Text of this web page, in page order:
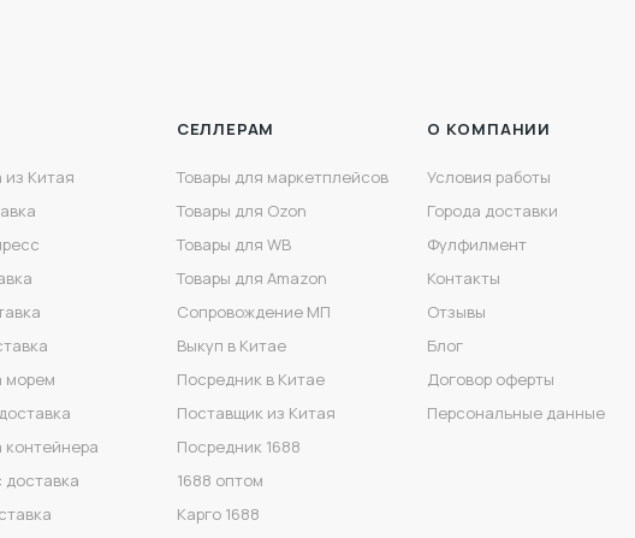
из Китая
морем
контейнера
доставка
СЕЛЛЕРАМ
Товары для маркетплейсов
Товары для Ozon
Товары для WB
Товары для Amazon
Сопровождение МП
Выкуп в Китае
Посредник в Китае
Поставщик из Китая
Посредник 1688
1688 оптом
Карго 1688
О КОМПАНИИ
Условия работы
Города доставки
Фулфилмент
Контакты
Отзывы
Блог
Договор оферты
Персональные данные